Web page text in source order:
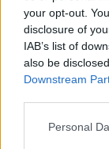
your opt-out.
disclosure of
IAB’s list of
also be
Downstream
Personal
Επίδομα αδείας:
λάβετε
9 Αυγούστου, 2026
9 Αυγούστου, 2026